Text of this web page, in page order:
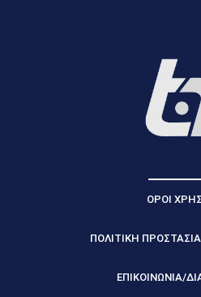
ΟΡΟΙ
ΠΟΛΙΤΙΚΗ
ΕΠΙΚΟΙΝΩΝΙΑ/